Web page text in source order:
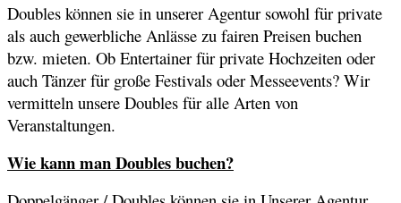
Doubles können sie in unserer Agentur sowohl für private
als auch gewerbliche Anlässe zu fairen Preisen buchen
bzw. mieten. Ob Entertainer für private Hochzeiten oder
auch Tänzer für große Festivals oder Messeevents? Wir
vermitteln unsere Doubles für alle Arten von
Veranstaltungen.
Wie kann man Doubles buchen?